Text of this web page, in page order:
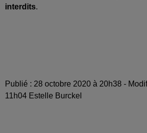
interdits.
Publié : 28 octobre 2020 à 20h38 -
11h04 Estelle Burckel